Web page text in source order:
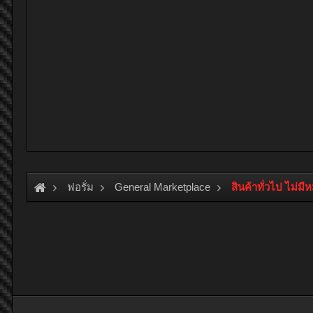
ฟอรั่ม General Marketplace สินค้าทั่วไป ไม่มี